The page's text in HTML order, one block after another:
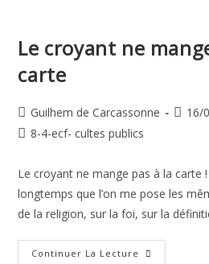
Le croyant ne
carte
Auteur/autrice
de
Guilhem de Carcassonne
16/
Post8-4-ecf- cultes publics
Le croyant ne mange pas à la carte
longtemps que l’on me pose les
de la religion, sur la foi, sur la
Continuer La Lecture Le